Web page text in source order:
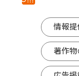
情報提
著作